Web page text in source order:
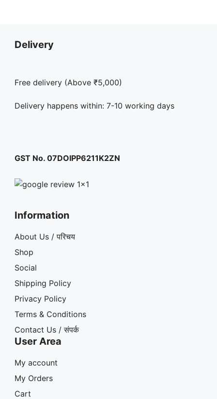
Delivery
Free delivery (Above ₹5,000)
Delivery happens within: 7-10 working days
GST No. 07DOIPP6211K2ZN
Information
About Us / परिचय
Shop
Social
Shipping Policy
Privacy Policy
Terms & Conditions
Contact Us / संपर्क
User Area
My account
My Orders
Cart